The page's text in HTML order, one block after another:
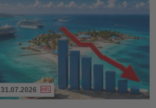
31.07.2026